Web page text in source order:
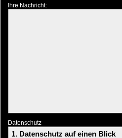
Ihre Nachricht:
Datenschutz
1. Datenschutz auf einen Blick